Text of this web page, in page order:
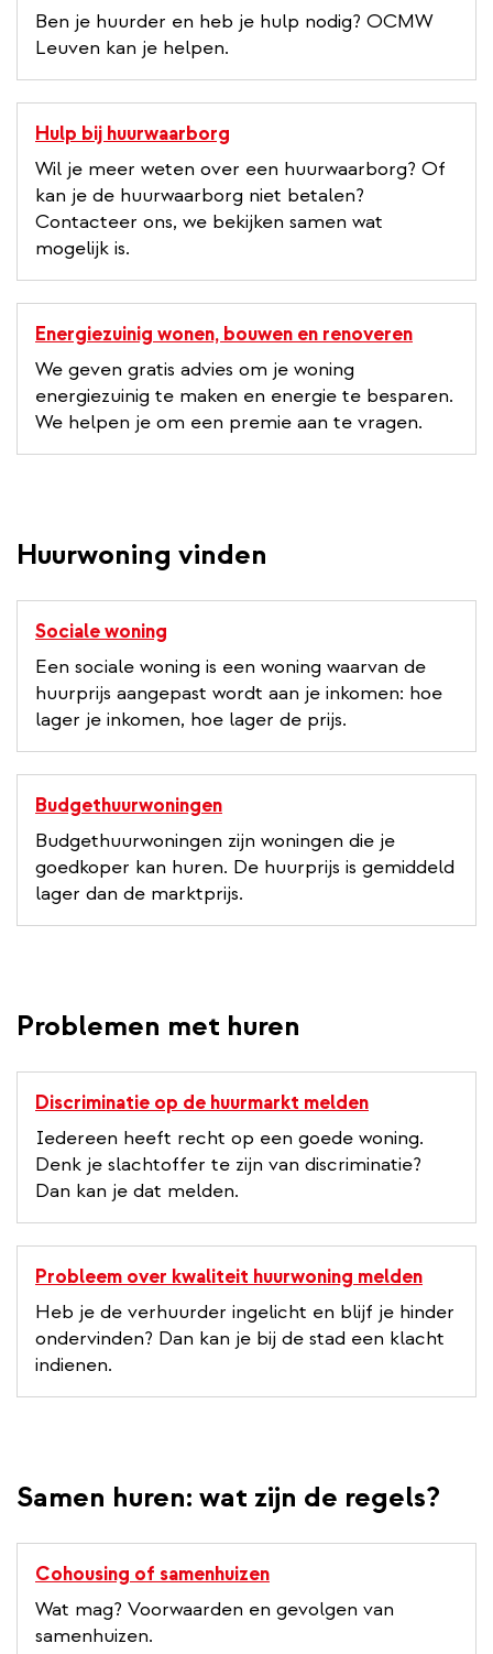
Ben je huurder en heb je hulp nodig? OCMW
Leuven kan je helpen.
Hulp bij huurwaarborg
Wil je meer weten over een huurwaarborg? Of
kan je de huurwaarborg niet betalen?
Contacteer ons, we bekijken samen wat
mogelijk is.
Energiezuinig wonen, bouwen en renoveren
We geven gratis advies om je woning
energiezuinig te maken en energie te besparen.
We helpen je om een premie aan te vragen.
Huurwoning vinden
Sociale woning
Een sociale woning is een woning waarvan de
huurprijs aangepast wordt aan je inkomen: hoe
lager je inkomen, hoe lager de prijs.
Budgethuurwoningen
Budgethuurwoningen zijn woningen die je
goedkoper kan huren. De huurprijs is gemiddeld
lager dan de marktprijs.
Problemen met huren
Discriminatie op de huurmarkt melden
Iedereen heeft recht op een goede woning.
Denk je slachtoffer te zijn van discriminatie?
Dan kan je dat melden.
Probleem over kwaliteit huurwoning melden
Heb je de verhuurder ingelicht en blijf je hinder
ondervinden? Dan kan je bij de stad een klacht
indienen.
Samen huren: wat zijn de regels?
Cohousing of samenhuizen
Wat mag? Voorwaarden en gevolgen van
samenhuizen.